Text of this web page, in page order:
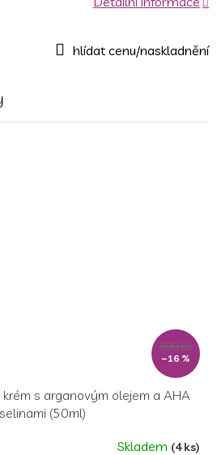
599 Kč
–16 %
s arganovým olejem a AHA
(50ml)
Skladem (4 ks)